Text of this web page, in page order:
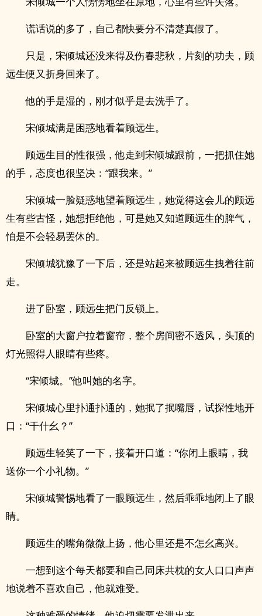
谎话说的多了，自己都快要分不清楚真假了。
只是，宋倾城还没来得及伤春悲秋，片刻的功夫，顾
远生便又折身回来了。
他的手是湿的，刚才似乎是去洗手了。
宋倾城满是困惑地看着顾远生。
顾远生目的性很强，他走到宋倾城跟前，一把抓住她
的手，态度也很坚决：“跟我来。”
宋倾城一脸疑惑地望着顾远生，她觉得这会儿的顾远
生有些古怪，她想拒绝他，可是她又知道顾远生的脾气，
怕是不会轻易罢休的。
宋倾城犹豫了一下后，还是站起来被顾远生拽着往前
走。
进了卧室，顾远生把门反锁上。
卧室的大窗户拉着窗帘，整个房间密不透风，头顶的
灯光照得人眼睛有些疼。
“宋倾城。”他叫她的名字。
宋倾城心里扑通扑通的，她抿了抿嘴唇，试探性地开
口：“干什幺？”
顾远生轻笑了一下，接着开口道：“你闭上眼睛，我
送你一个小礼物。”
宋倾城警惕地看了一眼顾远生，然后乖乖地闭上了眼
睛。
顾远生的嘴角微微上扬，他心里还是不怎幺高兴。
一想到这个每天都要和自己同床共枕的女人口口声声
地说着不喜欢自己，他就难受。